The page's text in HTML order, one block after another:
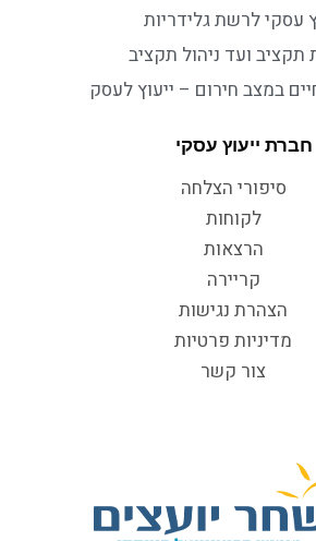
עסקי לרשת גלידריות
תקציב ועד ניהול תקציב
במצב חירום – ייעוץ לעסק
חברת ייעוץ עסקי
סיפורי הצלחה
לקוחות
הרצאות
קריירה
הצהרת נגישות
מדיניות פרטיות
צור קשר